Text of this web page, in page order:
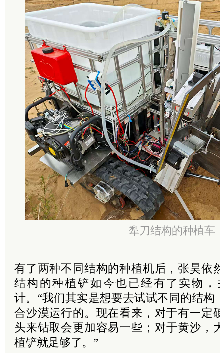
犁刀结构的种植车
有了两种不同结构的种植机后，张昊依
结构的种植铲如今也已经有了实物
计。“我们其实是想要去试试不同的结
合沙漠运行的。现在看来，对于有一定
头来钻取会更加容易一些；对于黄沙，
植铲就足够了。”